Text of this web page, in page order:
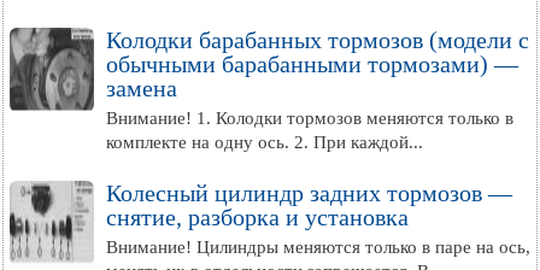
Колодки барабанных тормозов (модели с
обычными барабанными тормозами) —
замена
Внимание! 1. Колодки тормозов меняются только в
комплекте на одну ось. 2. При каждой...
Колесный цилиндр задних тормозов —
снятие, разборка и установка
Внимание! Цилиндры меняются только в паре на ось,